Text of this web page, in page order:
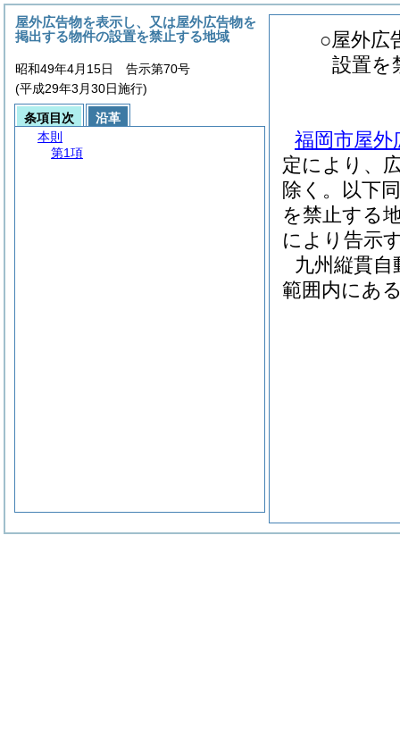
○屋外広
設置を
福岡市屋外
定により、
除く。以下
を禁止する
により告示
九州縦貫
範囲内にあ
屋外広告物を表示し、又は屋外広告物を
掲出する物件の設置を禁止する地域
昭和49年4月15日 告示第70号
(平成29年3月30日施行)
条項目次
沿革
本則
第1項